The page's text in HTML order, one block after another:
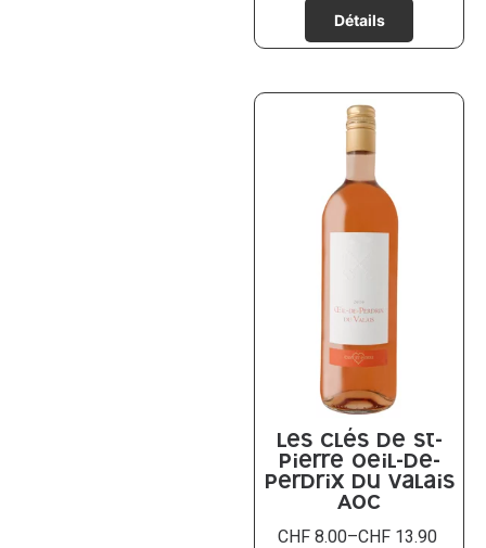
Les Clés de St-
Pierre Oeil-de-
Perdrix du Valais
AOC
CHF8.00–CHF13.90